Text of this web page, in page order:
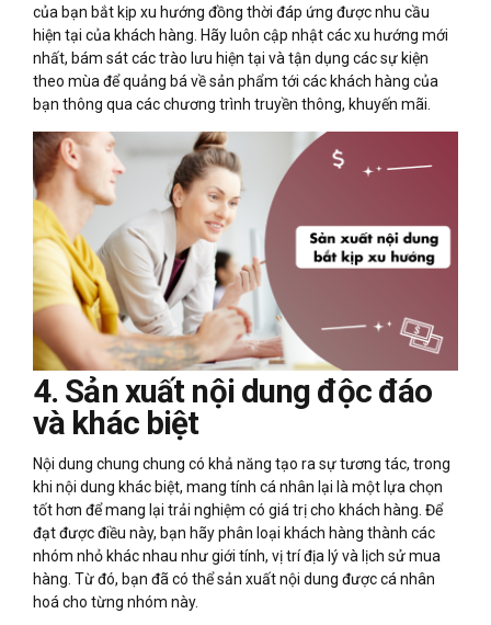
của bạn bắt kịp xu hướng đồng thời đáp ứng được nhu cầu
hiện tại của khách hàng. Hãy luôn cập nhật các xu hướng mới
nhất, bám sát các trào lưu hiện tại và tận dụng các sự kiện
theo mùa để quảng bá về sản phẩm tới các khách hàng của
bạn thông qua các chương trình truyền thông, khuyến mãi.
4. Sản xuất nội dung độc đáo
và khác biệt
Nội dung chung chung có khả năng tạo ra sự tương tác, trong
khi nội dung khác biệt, mang tính cá nhân lại là một lựa chọn
tốt hơn để mang lại trải nghiệm có giá trị cho khách hàng. Để
đạt được điều này, bạn hãy phân loại khách hàng thành các
nhóm nhỏ khác nhau như giới tính, vị trí địa lý và lịch sử mua
hàng. Từ đó, bạn đã có thể sản xuất nội dung được cá nhân
hoá cho từng nhóm này.